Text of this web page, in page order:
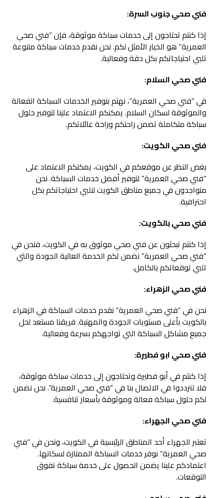
فني صحي جنوب السرة:
إذا كنتم تحتاجون إلى خدمات سباكة موثوقة، فإن “فني صحي
العمرية” هو الخيار الأمثل لكم. نحن نقدم خدمات سباكة متنوعة
تلبي احتياجاتكم بكل دقة وفعالية.
فني صحي السلام:
في “فني صحي العمرية”، نهتم بتوفير الخدمات السباكة الفعالة
والموثوقة لسكان السلام. يمكنكم الاعتماد علينا لتوفير حلول
سباكة متكاملة تضمن راحتكم وراحة عائلاتكم.
فني صحي الكويت:
بغض النظر عن موقعكم في الكويت، يمكنكم الاعتماد على
“فني صحي العمرية” لتوفير أفضل خدمات السباكة. نحن
متواجدون في جميع مناطق الكويت لنلبي احتياجاتكم بكل
احترافية.
فني صحي بالكويت:
إذا كنتم تبحثون عن فني صحي موثوق به في الكويت، فنحن في
“فني صحي العمرية” نضمن لكم الخدمة العالية الجودة والتي
تلبي توقعاتكم بالكامل.
فني صحي الزهراء:
نحن في “فني صحي العمرية” نقدم خدمات السباكة في الزهراء
بالكويت بأعلى مستويات الجودة والمهنية. فريقنا مستعد لحل
جميع مشاكل السباكة التي تواجهكم بسرعة وفعالية.
فني صحي ابو فطيرة:
إذا كنتم في أبو فطيرة وتحتاجون إلى خدمات سباكة موثوقة،
فلا تترددوا في الاتصال بنا في “فني صحي العمرية”. نحن نضمن
لكم حلول سباكة فعالة وموثوقة بأسعار تنافسية.
فني صحي الجهراء:
تعتبر الجهراء أحد المناطق الرئيسية في الكويت، ونحن في “فني
صحي العمرية” نوفر خدمات السباكة الممتازة لسكانها.
اعتمادكم علينا يضمن الحصول على خدمة سباكة تفوق
التوقعات.